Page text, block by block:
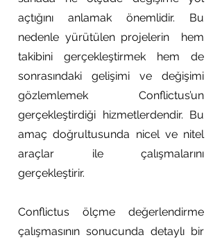
açtığını anlamak önemlidir. Bu
nedenle yürütülen projelerin hem
takibini gerçekleştirmek hem de
sonrasındaki gelişimi ve değişimi
gözlemlemek Conflictus’un
gerçekleştirdiği hizmetlerdendir. Bu
amaç doğrultusunda nicel ve nitel
araçlar ile çalışmalarını
gerçekleştirir.
Conflictus ölçme değerlendirme
çalışmasının sonucunda detaylı bir